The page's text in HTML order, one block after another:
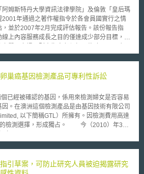
的關聯。 (三) IT安全建築
統隔離、流量過濾與密碼學等資安措施。
與資訊系統管理之相關安全措施。
分確認、授權以及存取權限之安全措施。
斯特丹大學資訊法律學院」及倫敦「皇后瑪
年通過之著作權指令於各會員國實行之情
並於2007年2月完成評估報告。該份報告指
上內容服務成長之目的僅達成少部分目標，若
明確，留給各會員國極大的裁量空間於內國法
完全自由決定欲採用之制度，將嚴重影響跨疆
，需與每位權利人就使用受保障著作的範圍進行
另外，該指令之規範亦轉變了科技法律之態
創造出偏向權利人、遠離著作使用者的規範模
幾乎完全的控制權力，而此一權利實非於實體
用範圍與特性於產品上附加說明之模式，作為
巢癌基因檢測產品可專利性訴訟
經被確認的基因，係用來檢測婦女是否容易
。在澳洲這個檢測產品是由基因技術有限公司
以下簡稱GTL）所擁有。因檢測費用高達
，形成獨占。 今（2010）年3
BRCA2等人類基因乃如同血液、空氣或水的
選擇性，因而作出BRCA1與BRCA2基因不具
引草案，可防止研究人員被迫揭露研究